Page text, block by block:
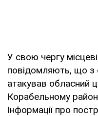
У свою чергу
повідомляють, що з
атакував обласний
Корабельному
Інформації про